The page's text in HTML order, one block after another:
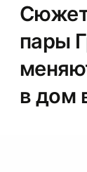
пары
в дом